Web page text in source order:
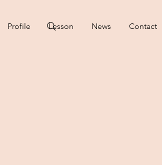
Profile Lesson News Contact